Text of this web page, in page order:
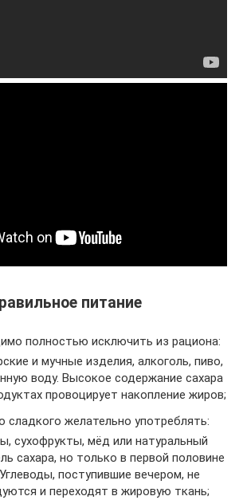
питание
полностью исключить из рациона:
и мучные изделия, алкоголь, пиво,
воду. Высокое содержание сахара
провоцирует накопление жиров;
сладкого желательно употреблять:
сухофрукты, мёд или натуральный
сахара, но только в первой половине
поступившие вечером, не
и переходят в жировую ткань;